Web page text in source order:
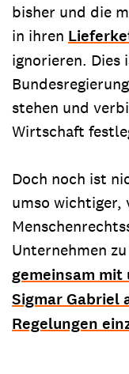
bisher und die
in ihren
ignorieren. Dies
stehen und
Wirtschaft
Doch noch ist
umso wichtiger,
Unternehmen
gemeinsam mit
Sigmar Gabriel
Regelungen